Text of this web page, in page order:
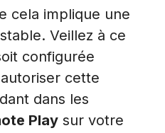
cela implique une
Veillez à ce
configurée
cette
dans les
Play sur votre